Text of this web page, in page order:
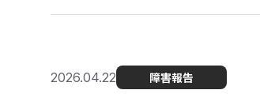
2026.04.22 障害報告